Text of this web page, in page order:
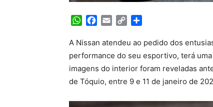
WhatsApp
Facebook
Email Copy
A Nissan atendeu ao pedido dos
performance do seu esportivo, terá
imagens do interior foram reveladas
de Tóquio, entre 9 e 11 de janeiro de